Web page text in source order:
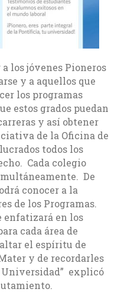
los jóvenes Pioneros
y a aquellos que
los programas
estos grados puedan
y así obtener
de la Oficina de
todos los
Cada colegio
De
conocer a la
de los Programas.
enfatizará en los
cada área de
el espíritu de
y de recordarles
Universidad” explicó